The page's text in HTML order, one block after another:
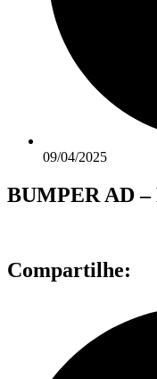
09/04/2025
BUMPER AD –
Compartilhe: